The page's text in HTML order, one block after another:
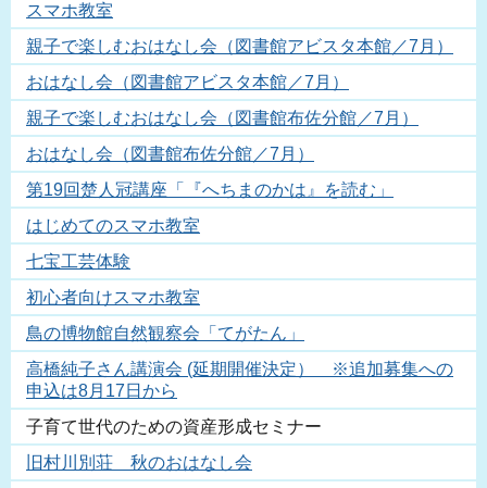
スマホ教室
親子で楽しむおはなし会（図書館アビスタ本館／7月）
おはなし会（図書館アビスタ本館／7月）
親子で楽しむおはなし会（図書館布佐分館／7月）
おはなし会（図書館布佐分館／7月）
第19回楚人冠講座「『へちまのかは』を読む」
はじめてのスマホ教室
七宝工芸体験
初心者向けスマホ教室
鳥の博物館自然観察会「てがたん」
高橋純子さん講演会 (延期開催決定） ※追加募集への
申込は8月17日から
子育て世代のための資産形成セミナー
旧村川別荘 秋のおはなし会